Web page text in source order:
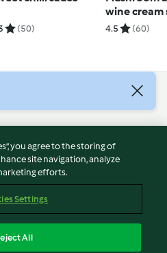
(50)
wine cream
4.5 (60)
you agree to the storing of
site navigation, analyze
efforts.
Settings
All